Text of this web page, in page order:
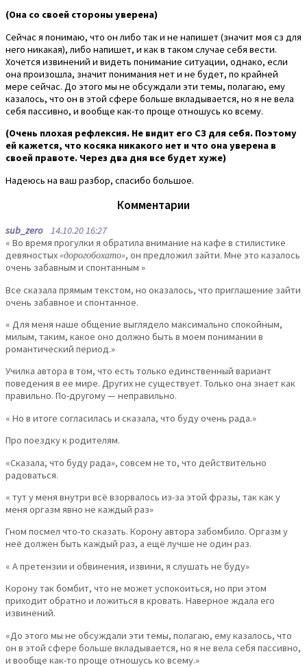
(Она со своей стороны уверена)
Сейчас я понимаю, что он либо так и не напишет (значит моя сз для
него никакая), либо напишет, и как в таком случае себя вести.
Хочется извинений и видеть понимание ситуации, однако, если
она произошла, значит понимания нет и не будет, по крайней
мере сейчас. До этого мы не обсуждали эти темы, полагаю, ему
казалось, что он в этой сфере больше вкладывается, но я не вела
себя пассивно, и вообще как-то проще отношусь ко всему.
(Очень плохая рефлексия. Не видит его СЗ для себя. Поэтому
ей кажется, что косяка никакого нет и что она уверена в
своей правоте. Через два дня все будет хуже)
Надеюсь на ваш разбор, спасибо большое.
Комментарии
sub_zero14.10.20 16:27
« Во время прогулки я обратила внимание на кафе в стилистике
девяностых«дорогобохато», он предложил зайти. Мне это казалось
очень забавным и спонтанным »
Все сказала прямым текстом, но оказалось, что приглашение зайти
очень забавное и спонтанное.
« Для меня наше общение выглядело максимально спокойным,
милым, таким, какое оно должно быть в моем понимании в
романтический период.»
Училка автора в том, что есть только единственный вариант
поведения в ее мире. Других не существует. Только она знает как
правильно. По-другому — неправильно.
« Но в итоге согласилась и сказала, что буду очень рада.»
Про поездку к родителям.
«Сказала, что буду рада», совсем не то, что действительно
радоваться.
« тут у меня внутри всё взорвалось из-за этой фразы, так как у
меня оргазм явно не каждый раз»
Гном посмел что-то сказать. Корону автора забомбило. Оргазм у
неё должен быть каждый раз, а ещё лучше не один раз.
« А претензии и обвинения, извини, я слушать не буду»
Корону так бомбит, что не может успокоиться, но при этом
приходит обратно и ложиться в кровать. Наверное ждала его
извинений.
«До этого мы не обсуждали эти темы, полагаю, ему казалось, что
он в этой сфере больше вкладывается, но я не вела себя пассивно,
и вообще как-то проще отношусь ко всему.»